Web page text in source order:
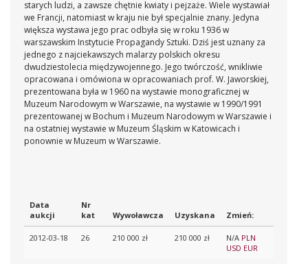
starych ludzi, a zawsze chętnie kwiaty i pejzaże. Wiele wystawiał
we Francji, natomiast w kraju nie był specjalnie znany. Jedyna
większa wystawa jego prac odbyła się w roku 1936 w
warszawskim Instytucie Propagandy Sztuki. Dziś jest uznany za
jednego z najciekawszych malarzy polskich okresu
dwudziestolecia międzywojennego. Jego twórczość, wnikliwie
opracowana i omówiona w opracowaniach prof. W. Jaworskiej,
prezentowana była w 1960 na wystawie monograficznej w
Muzeum Narodowym w Warszawie, na wystawie w 1990/1991
prezentowanej w Bochum i Muzeum Narodowym w Warszawie i
na ostatniej wystawie w Muzeum Śląskim w Katowicach i
ponownie w Muzeum w Warszawie.
Data
aukcji
Nr
kat
Wywoławcza Uzyskana Zmień:
2012-03-18 26 210 000 zł 210 000 zł N/A PLN
USD EUR